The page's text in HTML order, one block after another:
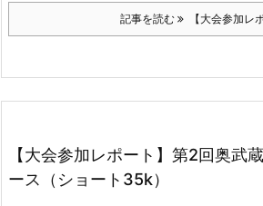
記事を読む 【大会参加レ
【大会参加レポート】第2回奥武
ース（ショート35k）